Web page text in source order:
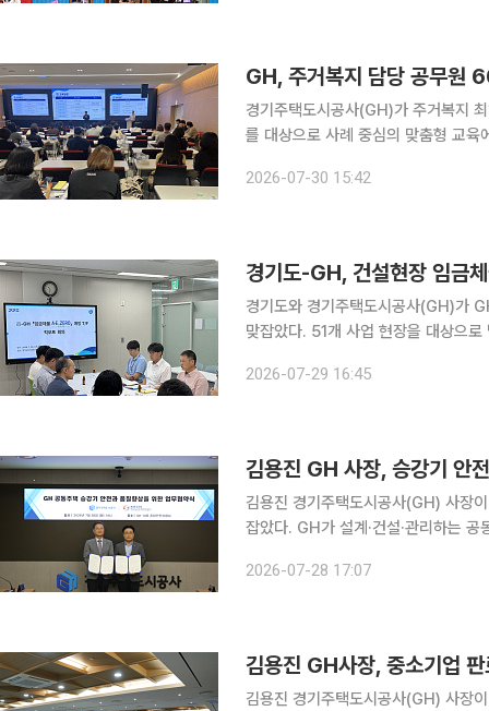
GH, 주거복지 담당 공무원
경기주택도시공사(GH)가 주거복지
를 대상으로 사례 중심의 맞춤형 교육에 나섰다. 30일 이투데이 취재를 종합
2026-07-30 15:42
경기도와 경기주택도시공사(GH)가
맞잡았다. 51개 사업 현장을 대상으
불 예방 전담 특별조직(T/F) 킥오프
2026-07-29 16:45
김용진 GH 사장, 승강기 안
김용진 경기주택도시공사(GH) 사장
잡았다. GH가 설계·건설·관리하는
2026-07-28 17:07
김용진 GH사장, 중소기업
김용진 경기주택도시공사(GH) 사장